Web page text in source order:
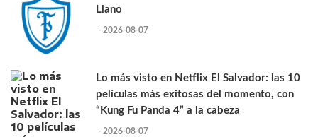
Llano
- 2026-08-07
Lo más visto en Netflix El Salvador: las 10
películas más exitosas del momento, con
“Kung Fu Panda 4” a la cabeza
- 2026-08-07